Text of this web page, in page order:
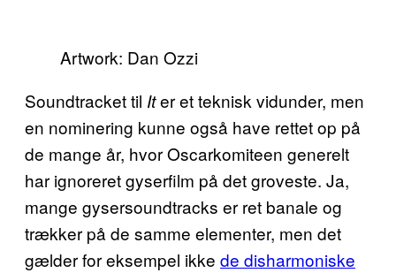
Artwork: Dan Ozzi
Soundtracket til Iter et teknisk vidunder, men
en nominering kunne også have rettet op på
de mange år, hvor Oscarkomiteen generelt
har ignoreret gyserfilm på det groveste. Ja,
mange gysersoundtracks er ret banale og
trækker på de samme elementer, men det
gælder for eksempel ikke de disharmoniske